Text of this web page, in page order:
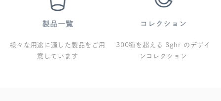
様々な用途に適した製品をご用
意しています
300種を超える Sghr のデザイ
ンコレクション